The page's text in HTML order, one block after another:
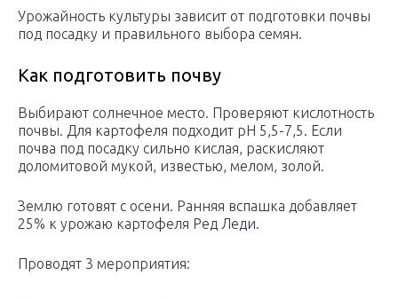
Урожайность культуры зависит от подготовки почвы
под посадку и правильного выбора семян.
Как подготовить почву
Выбирают солнечное место. Проверяют кислотность
почвы. Для картофеля подходит рН 5,5-7,5. Если
почва под посадку сильно кислая, раскисляют
доломитовой мукой, известью, мелом, золой.
Землю готовят с осени. Ранняя вспашка добавляет
25% к урожаю картофеля Ред Леди.
Проводят 3 мероприятия: